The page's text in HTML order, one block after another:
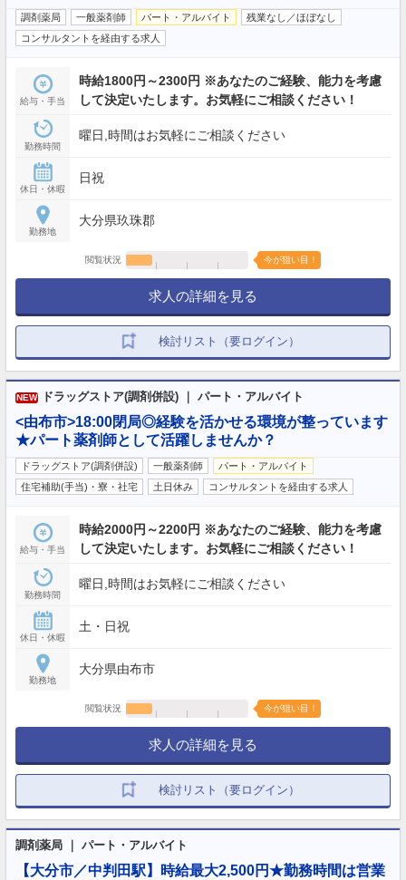
調剤薬局 一般薬剤師 パート・アルバイト
残業なし／ほぼなし
コンサルタントを経由する求人
給与・手当
時給1800円～2300円 ※あなたのご経験、能力を考慮
して決定いたします。お気軽にご相談ください！
勤務時間
曜日,時間はお気軽にご相談ください
休日・休暇
日祝
勤務地
大分県玖珠郡
閲覧状況 今が狙い目！
求人の詳細を見る
検討リスト（要ログイン）
NEW ドラッグストア(調剤併設) ｜ パート・アルバイト
<由布市>18:00閉局◎経験を活かせる環境が整っています
★パート薬剤師として活躍しませんか？
ドラッグストア(調剤併設) 一般薬剤師
パート・アルバイト
住宅補助(手当)・寮・社宅
土日休み コンサルタントを経由する求人
給与・手当
時給2000円～2200円 ※あなたのご経験、能力を考慮
して決定いたします。お気軽にご相談ください！
勤務時間
曜日,時間はお気軽にご相談ください
休日・休暇
土・日祝
勤務地
大分県由布市
閲覧状況 今が狙い目！
求人の詳細を見る
検討リスト（要ログイン）
調剤薬局 ｜ パート・アルバイト
【大分市／中判田駅】時給最大2,500円★勤務時間は営業